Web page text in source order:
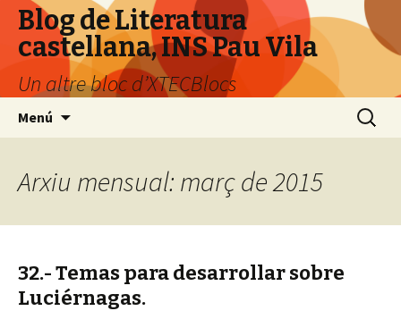
Blog de Literatura
castellana, INS Pau Vila
Un altre bloc d’XTECBlocs
Menú Cerca:
Arxiu mensual: març de 2015
32.- Temas para desarrollar sobre
Luciérnagas.